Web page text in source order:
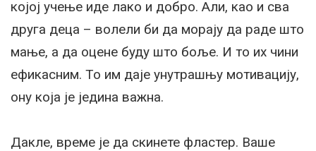
којој учење иде лако и добро. Али, као и сва
друга деца – волели би да морају да раде што
мање, а да оцене буду што боље. И то их чини
ефикасним. То им даје унутрашњу мотивацију,
ону која је једина важна.
Дакле, време је да скинете фластер. Ваше